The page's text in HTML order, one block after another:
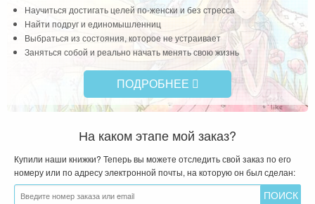
Научиться достигать целей по-женски и без стресса
Найти подруг и единомышленниц
Выбраться из состояния, которое не устраивает
Заняться собой и реально начать менять свою жизнь
ПОДРОБНЕЕ
На каком этапе мой заказ?
Купили наши книжки? Теперь вы можете отследить свой заказ по его
номеру или по адресу электронной почты, на которую он был сделан: